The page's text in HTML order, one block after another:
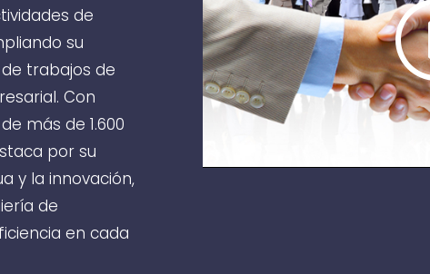
de
su
trabajos de
Con
más de 1.600
por su
y la innovación,
de
en cada